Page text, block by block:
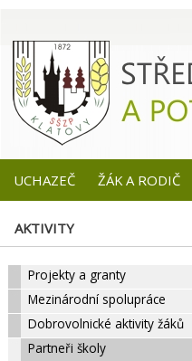
UCHAZEČ ŽÁK A RODIČ
AKTIVITY
Projekty a granty
Mezinárodní spolupráce
Dobrovolnické aktivity žáků
Partneři školy